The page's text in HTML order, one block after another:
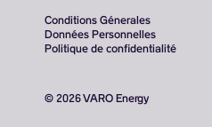
© 2026 VARO Energy
Conditions Génerales
Données Personnelles
Politique de confidentialité